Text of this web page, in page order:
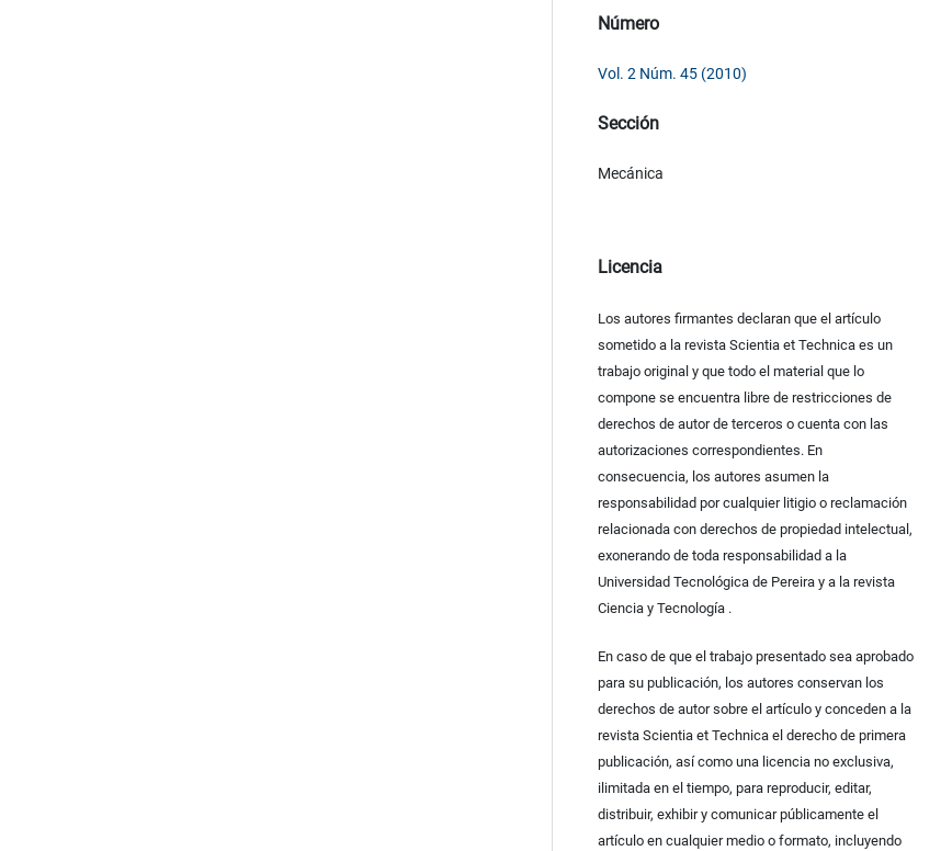
Número
Vol. 2 Núm. 45 (2010)
Sección
Mecánica
Licencia
Los autores firmantes declaran que el artículo
sometido a la revista Scientia et Technica es un
trabajo original y que todo el material que lo
compone se encuentra libre de restricciones de
derechos de autor de terceros o cuenta con las
autorizaciones correspondientes. En
consecuencia, los autores asumen la
responsabilidad por cualquier litigio o reclamación
relacionada con derechos de propiedad intelectual,
exonerando de toda responsabilidad a la
Universidad Tecnológica de Pereira y a la revista
Ciencia y Tecnología .
En caso de que el trabajo presentado sea aprobado
para su publicación, los autores conservan los
derechos de autor sobre el artículo y conceden a la
revista Scientia et Technica el derecho de primera
publicación, así como una licencia no exclusiva,
ilimitada en el tiempo, para reproducir, editar,
distribuir, exhibir y comunicar públicamente el
artículo en cualquier medio o formato, incluyendo